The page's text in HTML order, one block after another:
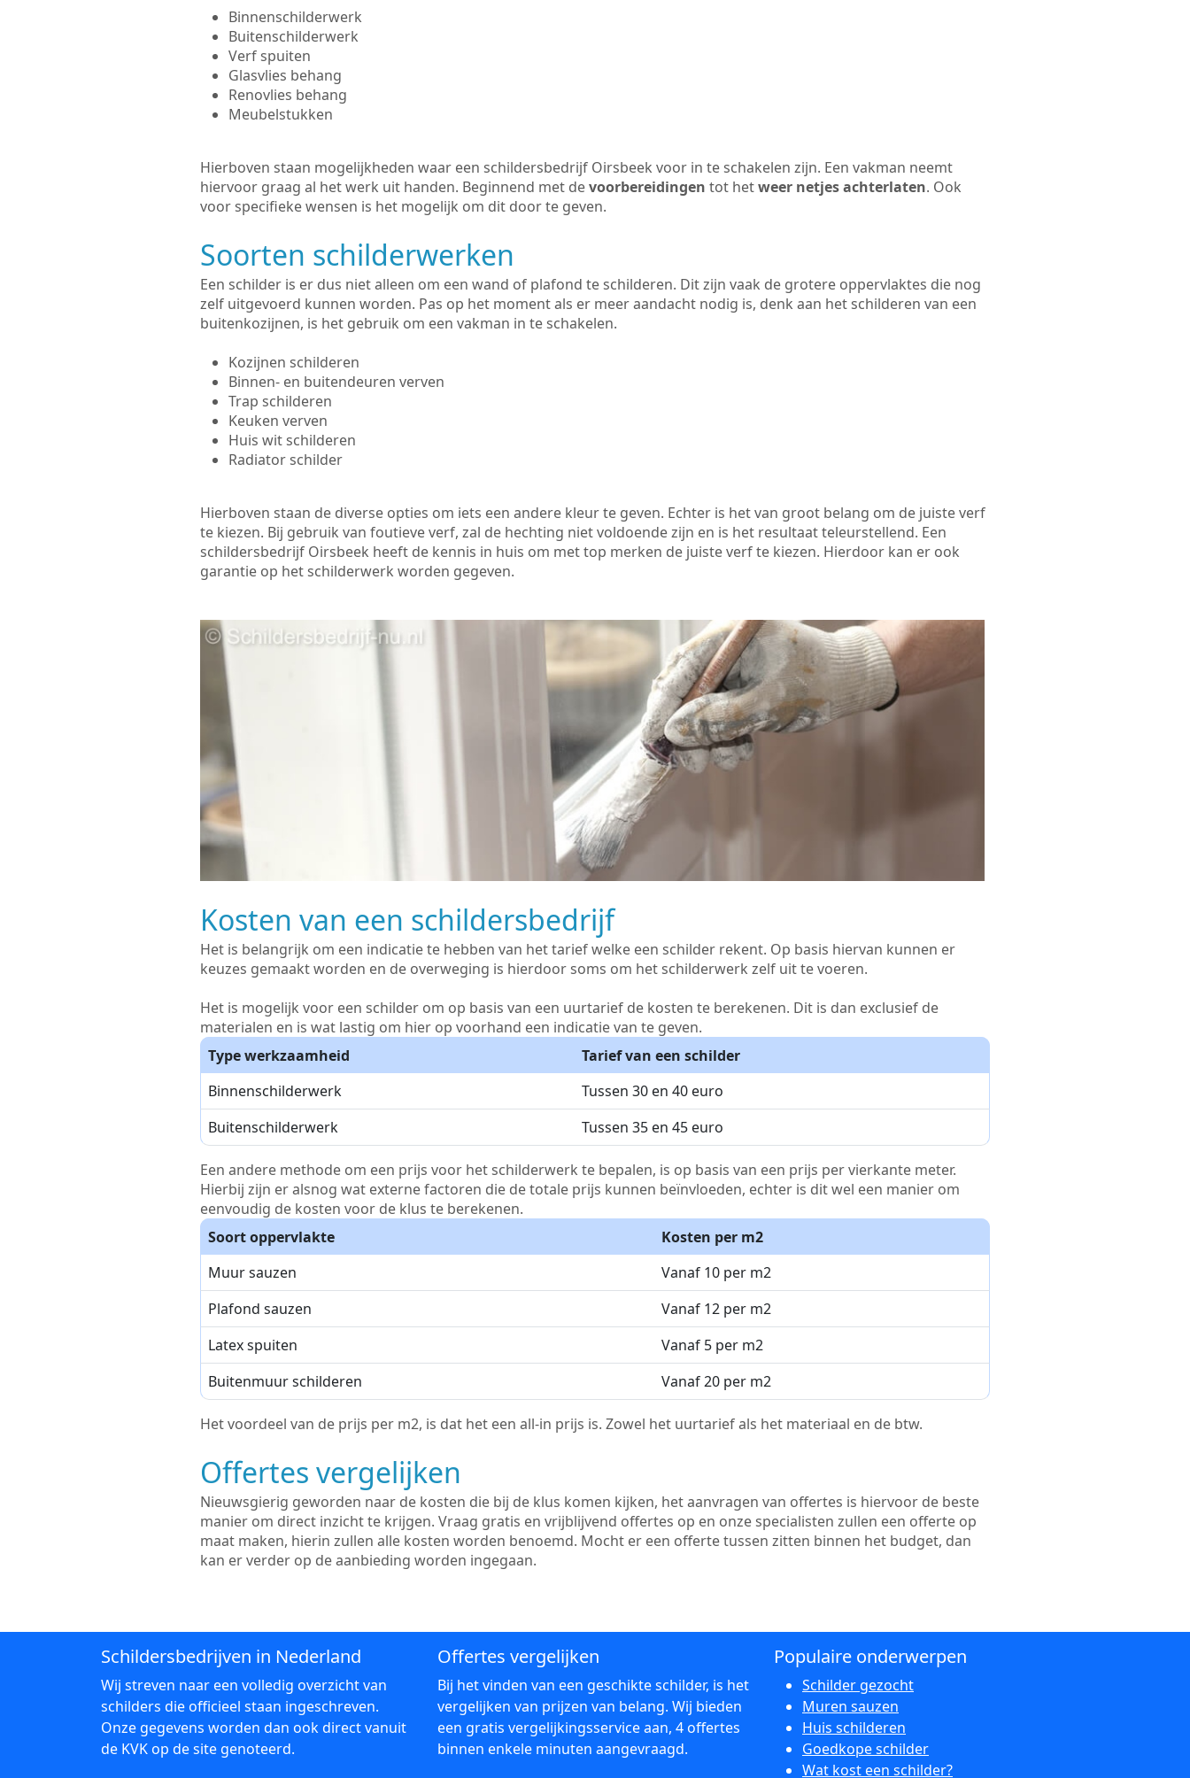
Binnenschilderwerk
Buitenschilderwerk
Verf spuiten
Glasvlies behang
Renovlies behang
Meubelstukken
Hierboven staan mogelijkheden waar een schildersbedrijf Oirsbeek voor in te schakelen zijn. Een vakman neemt
hiervoor graag al het werk uit handen. Beginnend met devoorbereidingen tot hetweer netjes achterlaten. Ook
voor specifieke wensen is het mogelijk om dit door te geven.
Soorten schilderwerken
Een schilder is er dus niet alleen om een wand of plafond te schilderen. Dit zijn vaak de grotere oppervlaktes die nog
zelf uitgevoerd kunnen worden. Pas op het moment als er meer aandacht nodig is, denk aan het schilderen van een
buitenkozijnen, is het gebruik om een vakman in te schakelen.
Kozijnen schilderen
Binnen- en buitendeuren verven
Trap schilderen
Keuken verven
Huis wit schilderen
Radiator schilder
Hierboven staan de diverse opties om iets een andere kleur te geven. Echter is het van groot belang om de juiste verf
te kiezen. Bij gebruik van foutieve verf, zal de hechting niet voldoende zijn en is het resultaat teleurstellend. Een
schildersbedrijf Oirsbeek heeft de kennis in huis om met top merken de juiste verf te kiezen. Hierdoor kan er ook
garantie op het schilderwerk worden gegeven.
Kosten van een schildersbedrijf
Het is belangrijk om een indicatie te hebben van het tarief welke een schilder rekent. Op basis hiervan kunnen er
keuzes gemaakt worden en de overweging is hierdoor soms om het schilderwerk zelf uit te voeren.
Het is mogelijk voor een schilder om op basis van een uurtarief de kosten te berekenen. Dit is dan exclusief de
materialen en is wat lastig om hier op voorhand een indicatie van te geven.
Type werkzaamheid
Tarief van een schilder
Binnenschilderwerk
Tussen 30 en 40 euro
Buitenschilderwerk
Tussen 35 en 45 euro
Een andere methode om een prijs voor het schilderwerk te bepalen, is op basis van een prijs per vierkante meter.
Hierbij zijn er alsnog wat externe factoren die de totale prijs kunnen beïnvloeden, echter is dit wel een manier om
eenvoudig de kosten voor de klus te berekenen.
Soort oppervlakte
Kosten per m2
Muur sauzen
Vanaf 10 per m2
Plafond sauzen
Vanaf 12 per m2
Latex spuiten
Vanaf 5 per m2
Buitenmuur schilderen
Vanaf 20 per m2
Het voordeel van de prijs per m2, is dat het een all-in prijs is. Zowel het uurtarief als het materiaal en de btw.
Offertes vergelijken
Nieuwsgierig geworden naar de kosten die bij de klus komen kijken, het aanvragen van offertes is hiervoor de beste
manier om direct inzicht te krijgen. Vraag gratis en vrijblijvend offertes op en onze specialisten zullen een offerte op
maat maken, hierin zullen alle kosten worden benoemd. Mocht er een offerte tussen zitten binnen het budget, dan
kan er verder op de aanbieding worden ingegaan.
Schildersbedrijven in Nederland
Wij streven naar een volledig overzicht van
schilders die officieel staan ingeschreven.
Onze gegevens worden dan ook direct vanuit
de KVK op de site genoteerd.
Offertes vergelijken
Bij het vinden van een geschikte schilder, is het
vergelijken van prijzen van belang. Wij bieden
een gratis vergelijkingsservice aan, 4 offertes
binnen enkele minuten aangevraagd.
Populaire onderwerpen
Schilder gezocht
Muren sauzen
Huis schilderen
Goedkope schilder
Wat kost een schilder?